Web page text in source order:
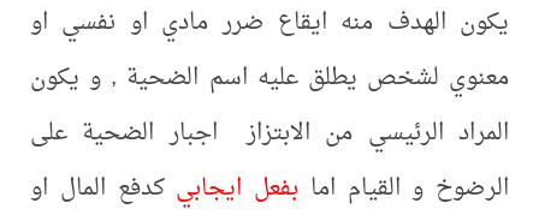
يكون الهدف منه ايقاع ضرر مادي او نفسي او
معنوي لشخص يطلق عليه اسم الضحية , و يكون
المراد الرئيسي من الابتزاز اجبار الضحية على
الرضوخ و القيام اما بفعل ايجابي كدفع المال او